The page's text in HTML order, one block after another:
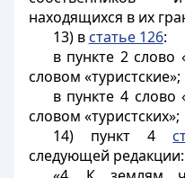
находящихся в их
13) в статье 126:
в пункте 2 слово
словом «туристские»;
в пункте 4 слово
словом «туристских»;
14) пункт 4
следующей редакции: